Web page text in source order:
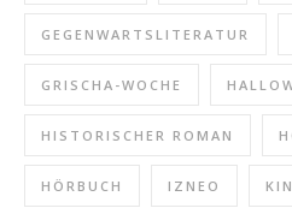
GEGENWARTSLITERATUR
GRISCHA-WOCHE
HISTORISCHER ROMAN
HÖRBUCH IZNEO